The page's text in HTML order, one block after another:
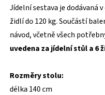
Jídelní sestava je dodávaná
židlí do 120 kg. Součástí
návod, včetně všech
uvedena za jídelní stůl a 6
Rozměry stolu:
délka 140 cm